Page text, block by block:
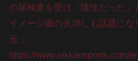
の尿検査を受け「陰性だった」
イメージ面の火消しも話題にな
元：
https://www.nikkansports.com/